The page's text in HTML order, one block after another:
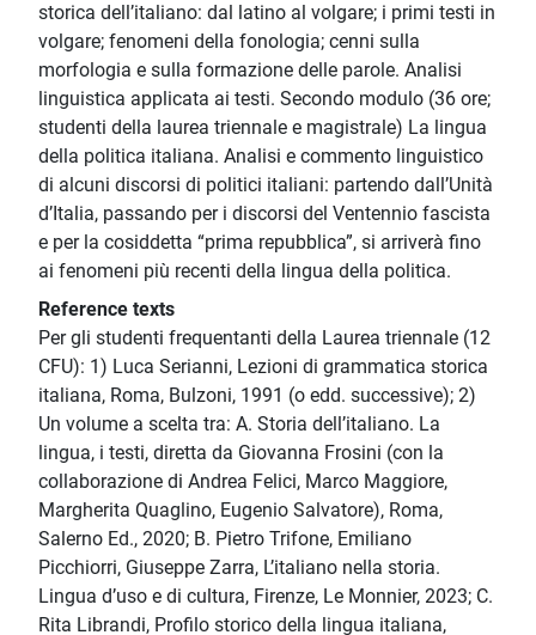
storica dell’italiano: dal latino al volgare; i primi testi in
volgare; fenomeni della fonologia; cenni sulla
morfologia e sulla formazione delle parole. Analisi
linguistica applicata ai testi. Secondo modulo (36 ore;
studenti della laurea triennale e magistrale) La lingua
della politica italiana. Analisi e commento linguistico
di alcuni discorsi di politici italiani: partendo dall’Unità
d’Italia, passando per i discorsi del Ventennio fascista
e per la cosiddetta “prima repubblica”, si arriverà fino
ai fenomeni più recenti della lingua della politica.
Reference texts
Per gli studenti frequentanti della Laurea triennale (12
CFU): 1) Luca Serianni, Lezioni di grammatica storica
italiana, Roma, Bulzoni, 1991 (o edd. successive); 2)
Un volume a scelta tra: A. Storia dell’italiano. La
lingua, i testi, diretta da Giovanna Frosini (con la
collaborazione di Andrea Felici, Marco Maggiore,
Margherita Quaglino, Eugenio Salvatore), Roma,
Salerno Ed., 2020; B. Pietro Trifone, Emiliano
Picchiorri, Giuseppe Zarra, L’italiano nella storia.
Lingua d’uso e di cultura, Firenze, Le Monnier, 2023; C.
Rita Librandi, Profilo storico della lingua italiana,